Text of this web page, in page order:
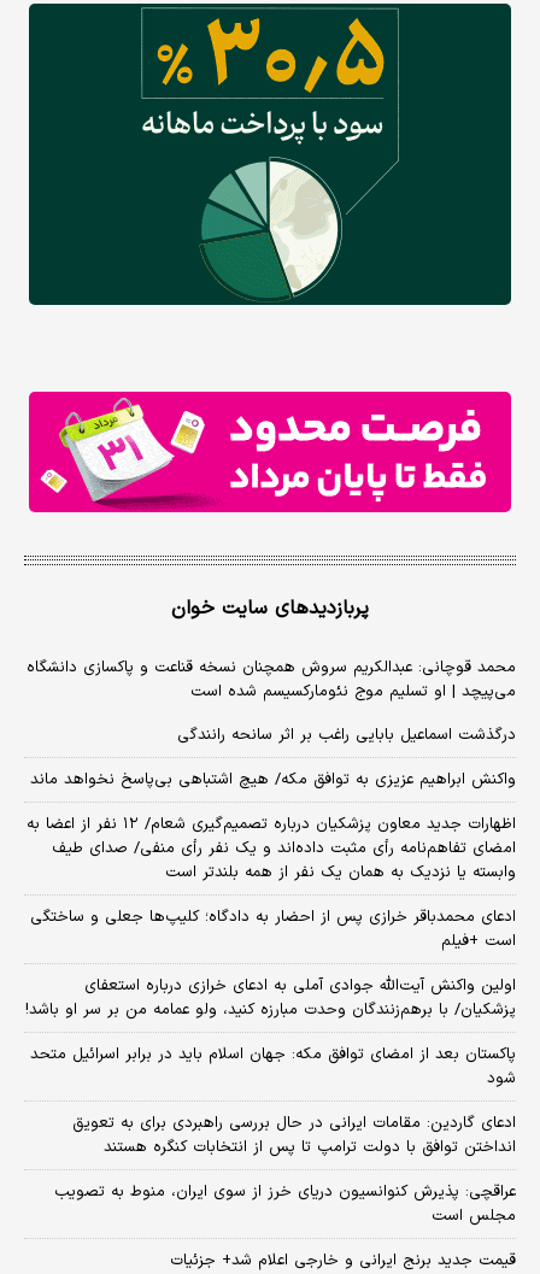
پربازدیدهای سایت خوان
محمد قوچانی: عبدالکریم سروش همچنان نسخه قناعت و پاکسازی دانشگاه
می‌پیچد | او تسلیم موج نئومارکسیسم شده است
درگذشت اسماعیل بابایی راغب بر اثر سانحه رانندگی
واکنش ابراهیم عزیزی به توافق مکه/ هیچ اشتباهی بی‌پاسخ نخواهد ماند
اظهارات جدید معاون پزشکیان درباره تصمیم‌گیری شعام/ ۱۲ نفر از اعضا به
امضای تفاهم‌نامه رأی مثبت داده‌اند و یک نفر رأی منفی/ صدای طیف
وابسته یا نزدیک به همان یک نفر از همه بلندتر است
ادعای محمدباقر خرازی پس از احضار به دادگاه؛ کلیپ‌ها جعلی و ساختگی
است +فیلم
اولین واکنش آیت‌الله جوادی آملی به ادعای خرازی درباره استعفای
پزشکیان/ با برهم‌زنندگان وحدت مبارزه کنید، ولو عمامه من بر سر او باشد!
پاکستان بعد از امضای توافق مکه: جهان اسلام باید در برابر اسرائیل متحد
شود
ادعای گاردین: مقامات ایرانی در حال بررسی راهبردی برای به تعویق
انداختن توافق با دولت ترامپ تا پس از انتخابات کنگره هستند
عراقچی: پذیرش کنوانسیون دریای خرز از سوی ایران، منوط به تصویب
مجلس است
قیمت جدید برنج ایرانی و خارجی اعلام شد+ جزئیات